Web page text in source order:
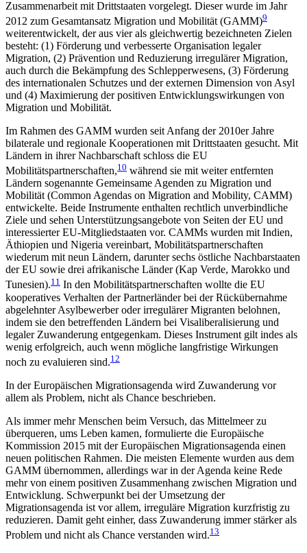
Zusammenarbeit mit Drittstaaten vorgelegt. Dieser wurde im Jahr
2012 zum Gesamtansatz Migration und Mobilität (GAMM)9
weiterentwickelt, der aus vier als gleichwertig bezeich­neten Zielen
besteht: (1) Förderung und verbesserte Organisation legaler
Migration, (2) Prävention und Reduzierung irregulärer Migration,
auch durch die Bekämpfung des Schlepperwesens, (3) Förderung
des internationalen Schutzes und der externen Dimen­sion von Asyl
und (4) Maximierung der positiven Ent­wicklungswirkungen von
Migration und Mobilität.
Im Rahmen des GAMM wurden seit Anfang der 2010er Jahre
bilaterale und regionale Kooperationen mit Drittstaaten gesucht. Mit
Ländern in ihrer Nach­barschaft schloss die EU
Mobilitätspartnerschaften,10 während sie mit weiter entfernten
Ländern sogenannte Gemeinsame Agenden zu Migration und
Mobilität (Common Agendas on Migration and Mobility, CAMM)
entwickelte. Beide Instrumente enthalten rechtlich unverbindliche
Ziele und sehen Unterstützungsangebote von Seiten der EU und
interessierter EU-Mitglied­staaten vor. CAMMs wurden mit Indien,
Äthiopien und Nigeria vereinbart, Mobilitätspartnerschaften
wiederum mit neun Ländern, darunter sechs östliche Nachbarstaaten
der EU sowie drei afrikanische Länder (Kap Verde, Marokko und
Tunesien).11 In den Mobili­tätspartnerschaften wollte die EU
kooperatives Ver­halten der Partnerländer bei der Rückübernahme
abgelehnter Asylbewerber oder irregulärer Migranten belohnen,
indem sie den betreffenden Ländern bei Visaliberalisierung und
legaler Zuwanderung ent­gegenkam. Dieses Instrument gilt indes als
wenig erfolgreich, auch wenn mögliche langfristige Wirkun­gen
noch zu evaluieren sind.12
In der Europäischen Migrationsagenda wird Zuwanderung vor
allem als Problem, nicht als Chance beschrieben.
Als immer mehr Menschen beim Versuch, das Mittelmeer zu
überqueren, ums Leben kamen, formu­lierte die Europäische
Kommission 2015 mit der Euro­päischen Migrationsagenda einen
neuen politischen Rahmen. Die meisten Elemente wurden aus dem
GAMM übernommen, allerdings war in der Agenda keine Rede
mehr von einem positiven Zusammenhang zwischen Migration und
Entwicklung. Schwerpunkt bei der Umsetzung der
Migrationsagenda ist vor allem, irreguläre Migration kurzfristig zu
redu­zieren. Damit geht einher, dass Zuwanderung immer stärker als
Problem und nicht als Chance verstanden wird.13